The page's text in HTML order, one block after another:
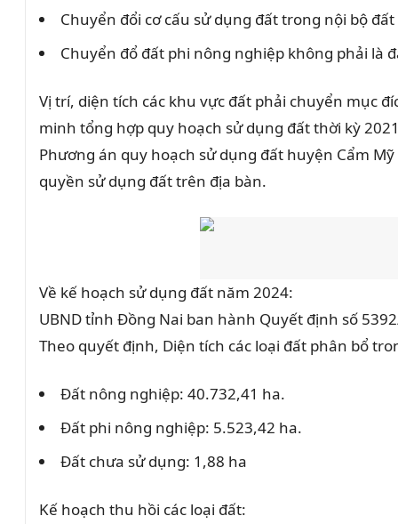
Chuyển đổi cơ cấu sử dụng đất trong nội bộ
Chuyển đổ đất phi nông nghiệp không phải là
Vị trí, diện tích các khu vực đất phải chuyển mục
minh tổng hợp quy hoạch sử dụng đất thời kỳ
Phương án quy hoạch sử dụng đất huyện Cẩm
quyền sử dụng đất trên địa bàn.
Về kế hoạch sử dụng đất năm 2024:
UBND tỉnh Đồng Nai ban hành Quyết định số
Theo quyết định, Diện tích các loại đất phân bổ
Đất nông nghiệp: 40.732,41 ha.
Đất phi nông nghiệp: 5.523,42 ha.
Đất chưa sử dụng: 1,88 ha
Kế hoạch thu hồi các loại đất: